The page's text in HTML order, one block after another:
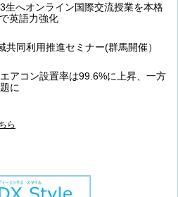
生へオンライン国際交流授業を本格
英語力強化
共同利用推進セミナー(群馬開催）
アコン設置率は99.6%に上昇、一方
に
ら